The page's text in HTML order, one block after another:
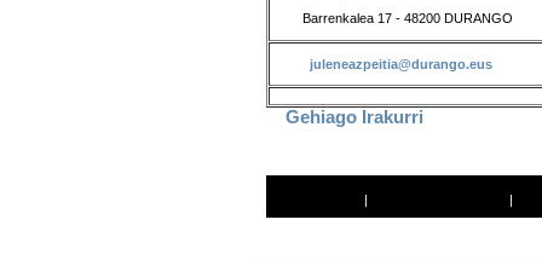
Barrenkalea 17 - 48200 DURANGO
juleneazpeitia@durango.eus
Gehiago Irakurri
| |